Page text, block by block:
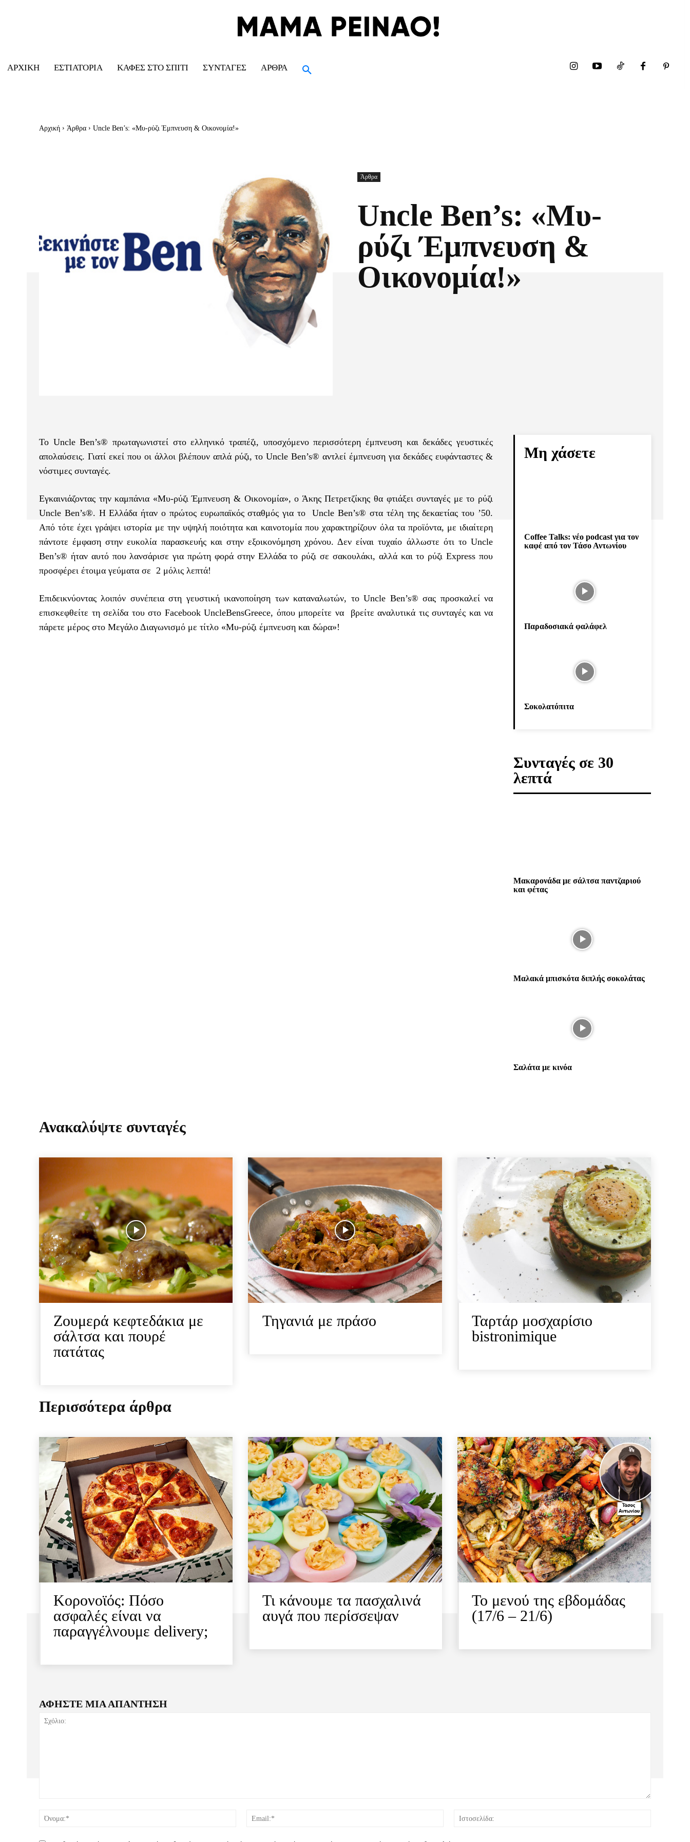
ΑΡΧΙΚΉ ΕΣΤΙΑΤΌΡΙΑ ΚΑΦΈΣ ΣΤΟ ΣΠΊΤΙ ΣΥΝΤΑΓΈΣ ΆΡΘΡΑ
Αρχική Άρθρα Uncle Ben’s: «Μυ-ρύζι Έμπνευση & Οικονομία!»
Άρθρα
Uncle Ben’s: «Μυ-
ρύζι Έμπνευση &
Οικονομία!»
Το Uncle Ben’s® πρωταγωνιστεί στο ελληνικό τραπέζι, υποσχόμενο περισσότερη έμπνευση και δεκάδες γευστικές
απολαύσεις. Γιατί εκεί που οι άλλοι βλέπουν απλά ρύζι, το Uncle Ben’s® αντλεί έμπνευση για δεκάδες ευφάνταστες &
νόστιμες συνταγές.
Εγκαινιάζοντας την καμπάνια «Μυ-ρύζι Έμπνευση & Οικονομία», ο Άκης Πετρετζίκης θα φτιάξει συνταγές με το ρύζι
Uncle Ben’s®. Η Ελλάδα ήταν ο πρώτος ευρωπαϊκός σταθμός για το Uncle Ben’s® στα τέλη της δεκαετίας του ’50.
Από τότε έχει γράψει ιστορία με την υψηλή ποιότητα και καινοτομία που χαρακτηρίζουν όλα τα προϊόντα, με ιδιαίτερη
πάντοτε έμφαση στην ευκολία παρασκευής και στην εξοικονόμηση χρόνου. Δεν είναι τυχαίο άλλωστε ότι το Uncle
Ben’s® ήταν αυτό που λανσάρισε για πρώτη φορά στην Ελλάδα το ρύζι σε σακουλάκι, αλλά και το ρύζι Express που
προσφέρει έτοιμα γεύματα σε 2 μόλις λεπτά!
Επιδεικνύοντας λοιπόν συνέπεια στη γευστική ικανοποίηση των καταναλωτών, το Uncle Ben’s® σας προσκαλεί να
επισκεφθείτε τη σελίδα του στο Facebook UncleBensGreece, όπου μπορείτε να βρείτε αναλυτικά τις συνταγές και να
πάρετε μέρος στο Μεγάλο Διαγωνισμό με τίτλο «Μυ-ρύζι έμπνευση και δώρα»!
Μη χάσετε
Coffee Talks: νέο podcast για τον
καφέ από τον Τάσο Αντωνίου
Παραδοσιακά φαλάφελ
Σοκολατόπιτα
Συνταγές σε 30
λεπτά
Μακαρονάδα με σάλτσα παντζαριού
και φέτας
Μαλακά μπισκότα διπλής σοκολάτας
Σαλάτα με κινόα
Ανακαλύψτε συνταγές
Ζουμερά κεφτεδάκια με
σάλτσα και πουρέ
πατάτας
Τηγανιά με πράσο
Ταρτάρ μοσχαρίσιο
bistronimique
Περισσότερα άρθρα
Κορονοϊός: Πόσο
ασφαλές είναι να
παραγγέλνουμε delivery;
Τι κάνουμε τα πασχαλινά
αυγά που περίσσεψαν
Το μενού της εβδομάδας
(17/6 – 21/6)
ΑΦΗΣΤΕ ΜΙΑ ΑΠΑΝΤΗΣΗ
Όνομα:*
Email:*